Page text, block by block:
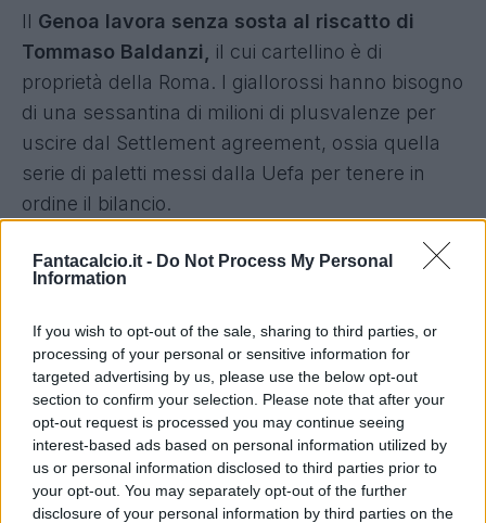
Fantacalcio.it - Do Not Process My Personal
Information
If you wish to opt-out of the sale, sharing to third parties, or
processing of your personal or sensitive information for
targeted advertising by us, please use the below opt-out
section to confirm your selection. Please note that after your
opt-out request is processed you may continue seeing
interest-based ads based on personal information utilized by
us or personal information disclosed to third parties prior to
your opt-out. You may separately opt-out of the further
disclosure of your personal information by third parties on the
Il Genoa lavora senza sosta al riscatto di
Tommaso Baldanzi,
il cui cartellino è di
proprietà della Roma. I giallorossi hanno bisogno
di una sessantina di milioni di plusvalenze per
uscire dal Settlement agreement, ossia quella
serie di paletti messi dalla Uefa per tenere in
ordine il bilancio.
Baldanzi è stato acquistato dalla Roma nel
gennaio 2024 per 10 milioni più 5 di bonus
sicuramente stato spalmato, visto il leggero calo
del costo del cartellino. La cifra su cui si tratta si
aggira attorno ai 10 milioni, ma il Genoa vorrebbe
un po' trattare la cifra.